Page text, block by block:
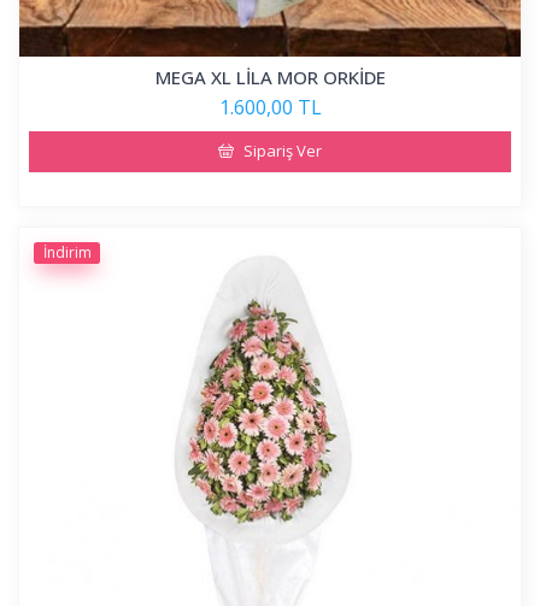
MEGA XL LİLA MOR ORKİDE
1.600,00 TL
Sipariş Ver
İndirim